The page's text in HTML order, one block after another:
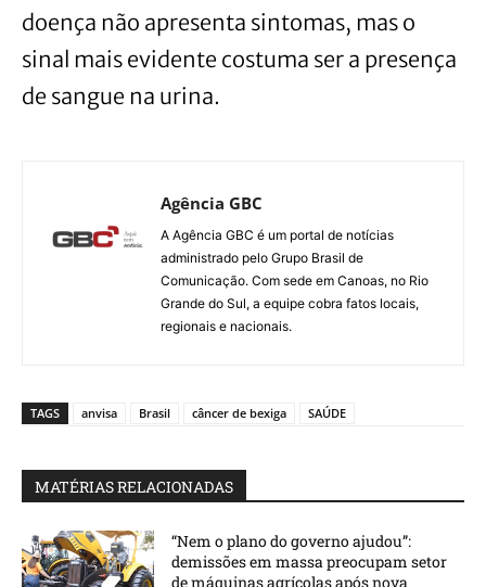
doença não apresenta sintomas, mas o
sinal mais evidente costuma ser a presença
de sangue na urina.
Agência GBC
A Agência GBC é um portal de notícias
administrado pelo Grupo Brasil de
Comunicação. Com sede em Canoas, no Rio
Grande do Sul, a equipe cobra fatos locais,
regionais e nacionais.
TAGS anvisa Brasil câncer de bexiga SAÚDE
MATÉRIAS RELACIONADAS
“Nem o plano do governo ajudou”:
demissões em massa preocupam setor
de máquinas agrícolas após nova